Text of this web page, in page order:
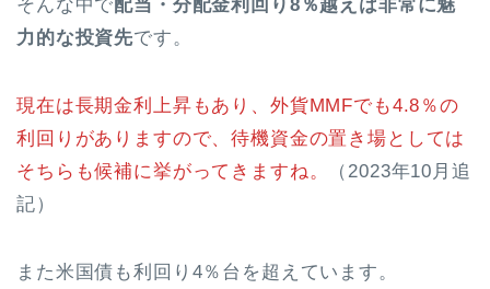
そんな中で 配当・分配金利回り8％越えは非常に魅
力的な投資先です。
現在は長期金利上昇もあり、外貨MMFでも4.8％の
利回りがありますので、待機資金の置き場としては
そちらも候補に挙がってきますね。
（2023年10月追
記）
また米国債も利回り4％台を超えています。